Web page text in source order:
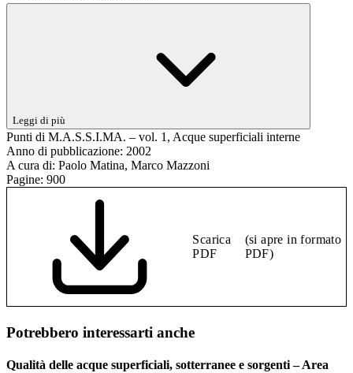
Leggi di più
Punti di M.A.S.S.I.MA. – vol. 1, Acque superficiali interne
Anno di pubblicazione: 2002
A cura di: Paolo Matina, Marco Mazzoni
Pagine: 900
Scarica
PDF
(si apre in formato
PDF)
Potrebbero interessarti anche
Qualità delle acque superficiali, sotterranee e sorgenti – Area